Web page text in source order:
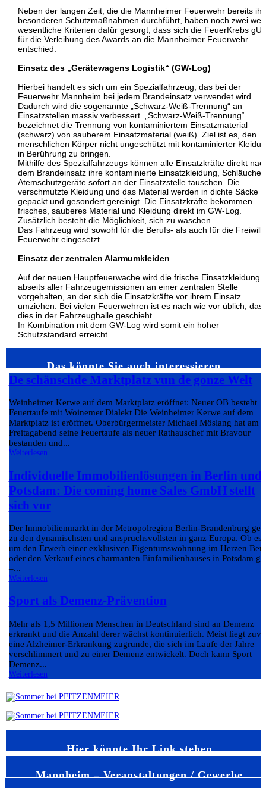
Neben der langen Zeit, die die Mannheimer Feuerwehr bereits
besonderen Schutzmaßnahmen durchführt, haben noch zwei
wesentliche Kriterien dafür gesorgt, dass sich die FeuerKrebs
für die Verleihung des Awards an die Mannheimer Feuerwehr
entschied:
Einsatz des „Gerätewagens Logistik“ (GW-Log)
Hierbei handelt es sich um ein Spezialfahrzeug, das bei der
Feuerwehr Mannheim bei jedem Brandeinsatz verwendet wird.
Dadurch wird die sogenannte „Schwarz-Weiß-Trennung“ an
Einsatzstellen massiv verbessert. „Schwarz-Weiß-Trennung“
bezeichnet die Trennung von kontaminiertem Einsatzmaterial
(schwarz) von sauberem Einsatzmaterial (weiß). Ziel ist es, den
menschlichen Körper nicht ungeschützt mit kontaminierter
in Berührung zu bringen.
Mithilfe des Spezialfahrzeugs können alle Einsatzkräfte direkt
dem Brandeinsatz ihre kontaminierte Einsatzkleidung, Schläuche
Atemschutzgeräte sofort an der Einsatzstelle tauschen. Die
verschmutzte Kleidung und das Material werden in dichte Säcke
gepackt und gesondert gereinigt. Die Einsatzkräfte bekommen
frisches, sauberes Material und Kleidung direkt im GW-Log.
Zusätzlich besteht die Möglichkeit, sich zu waschen.
Das Fahrzeug wird sowohl für die Berufs- als auch für die
Feuerwehr eingesetzt.
Einsatz der zentralen Alarmumkleiden
Auf der neuen Hauptfeuerwache wird die frische Einsatzkleidung
abseits aller Fahrzeugemissionen an einer zentralen Stelle
vorgehalten, an der sich die Einsatzkräfte vor ihrem Einsatz
umziehen. Bei vielen Feuerwehren ist es nach wie vor üblich,
dies in der Fahrzeughalle geschieht.
In Kombination mit dem GW-Log wird somit ein hoher
Schutzstandard erreicht.
Das könnte Sie auch interessieren…
De schänschde Marktplatz vun de gonze Welt
Weinheimer Kerwe auf dem Marktplatz eröffnet: Neuer OB besteht
Feuertaufe mit Woinemer Dialekt Die Weinheimer Kerwe auf dem
Marktplatz ist eröffnet. Oberbürgermeister Michael Möslang hat am
Freitagabend seine Feuertaufe als neuer Rathauschef mit Bravour
bestanden und...
Weiterlesen
Individuelle Immobilienlösungen in Berlin und
Potsdam: Die coming home Sales GmbH stellt
sich vor
Der Immobilienmarkt in der Metropolregion Berlin-Brandenburg
zu den dynamischsten und anspruchsvollsten in ganz Europa. Ob es
um den Erwerb einer exklusiven Eigentumswohnung im Herzen
oder den Verkauf eines charmanten Einfamilienhauses in Potsdam
–...
Weiterlesen
Sport als Demenz-Prävention
Mehr als 1,5 Millionen Menschen in Deutschland sind an Demenz
erkrankt und die Anzahl derer wächst kontinuierlich. Meist liegt
eine Alzheimer-Erkrankung zugrunde, die sich im Laufe der Jahre
verschlimmert und zu einer Demenz entwickelt. Doch kann Sport
Demenz...
Weiterlesen
Hier könnte Ihr Link stehen
Mannheim – Veranstaltungen / Gewerbe